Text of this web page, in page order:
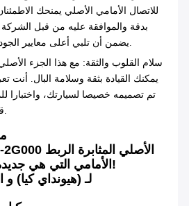
للاتصال الأمامي الأصلي يمنحك
بدقة والموافقة عليه من قبل الشركة
سلام القلوب والثقة: مع هذا الجزء
يمكنك القيادة بثقة وسلامة البال.
تم تصميمه خصيصا لسيارتك، واختبارا
الأمامي التي هي جديدة تماما وغير مفتوحة!
لـ (هيونداي كيا)